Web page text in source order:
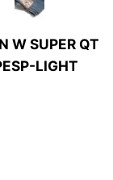
W SUPER QT
LIGHT